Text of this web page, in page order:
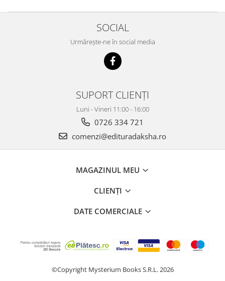
SOCIAL
Urmărește-ne în social media
SUPORT CLIENȚI
Luni - Vineri 11:00 - 16:00
0726 334 721
comenzi@edituradaksha.ro
MAGAZINUL MEU
CLIENȚI
DATE COMERCIALE
©Copyright Mysterium Books S.R.L. 2026